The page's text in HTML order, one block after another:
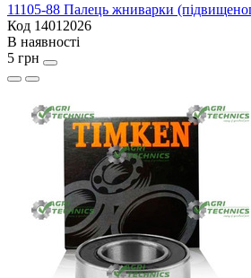
11105-88 Палець жниварки
Код 14012026
В наявності
5 грн